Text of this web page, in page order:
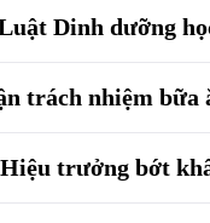
Dinh dưỡng
trách nhiệm bữa
trưởng bớt